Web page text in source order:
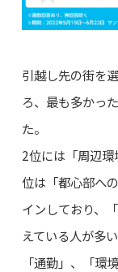
引越し先の街を
ろ、最も多かっ
た。
2位には「周辺
位は「都心部へ
インしており、
えている人が多
「通勤」、「環